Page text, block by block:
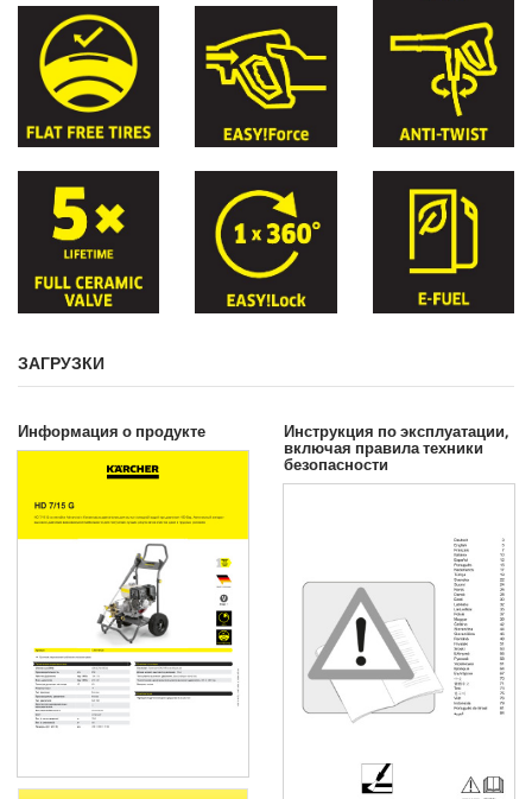
ЗАГРУЗКИ
Информация о продукте Инструкция по эксплуатации,
включая правила техники
безопасности